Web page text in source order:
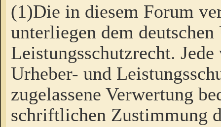
(1)Die in diesem Forum
unterliegen dem
Leistungsschutzrecht.
Urheber- und
zugelassene Verwertung
schriftlichen Zustimmung